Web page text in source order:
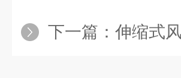
下一篇： 伸缩式